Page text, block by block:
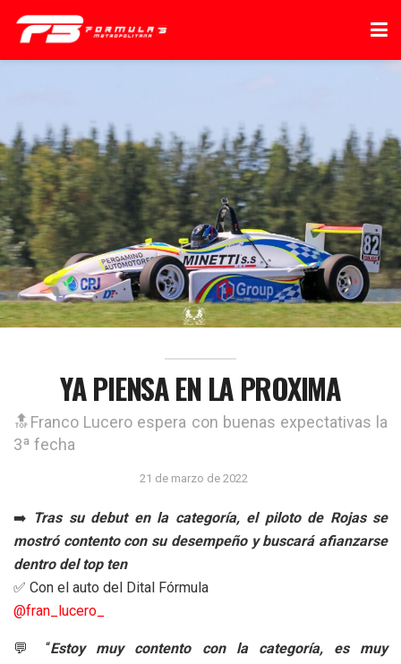
YA PIENSA EN LA PROXIMA
🔝Franco Lucero espera con buenas expectativas la
3ª fecha
21 de marzo de 2022
➡️ Tras su debut en la categoría, el piloto de Rojas se
mostró contento con su desempeño y buscará afianzarse
dentro del top ten
✅ Con el auto del Dital Fórmula
@fran_lucero_
💬 “Estoy muy contento con la categoría, es muy